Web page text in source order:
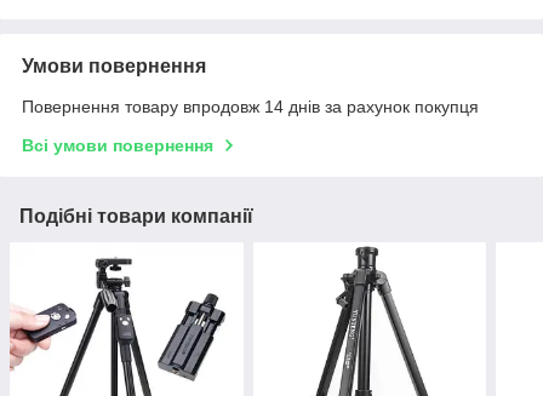
Умови повернення
Повернення товару впродовж 14 днів за рахунок покупця
Всі умови повернення
Подібні товари компанії